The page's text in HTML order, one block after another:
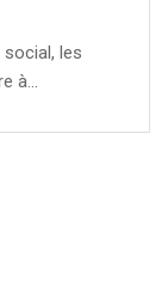
les
à…